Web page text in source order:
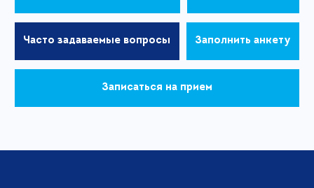
Часто задаваемые вопросы Заполнить анкету
Записаться на прием